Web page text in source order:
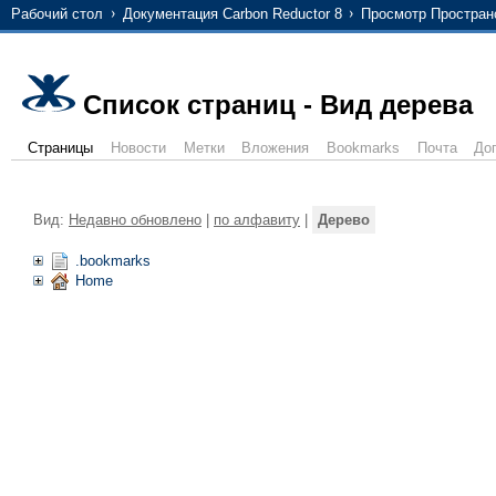
Рабочий стол Документация Carbon Reductor 8 Просмотр
Список страниц - Вид дерева
Страницы Новости Метки Вложения Bookmarks Почта
Вид: Недавно обновлено | по алфавиту | Дерево
.bookmarks
Home